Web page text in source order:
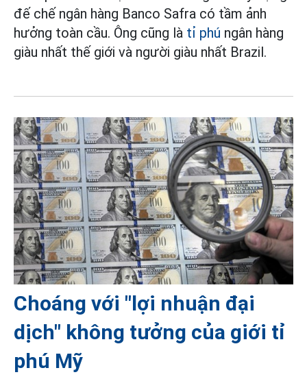
đế chế ngân hàng Banco Safra có tầm ảnh
hưởng toàn cầu. Ông cũng là tỉ phú ngân hàng
giàu nhất thế giới và người giàu nhất Brazil.
Choáng với "lợi nhuận đại
dịch" không tưởng của giới tỉ
phú Mỹ